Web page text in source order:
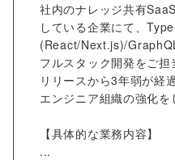
社内のナレッジ共有
している企業にて、
(React/Next.js)/
フルスタック開発をご担
リリースから3年弱が経
エンジニア組織の強化を
【具体的な業務内容】
...